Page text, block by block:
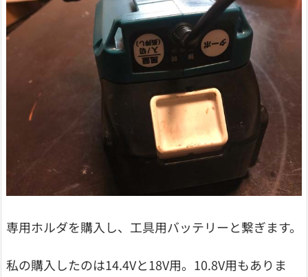
専用ホルダを購入し、工具用バッテリーと繋ぎます。
私の購入したのは14.4Vと18V用。10.8V用もありま